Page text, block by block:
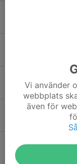
Bli
27 dec 2023
Värmdö IF
17 apr 2023
Värmdö IF-
Vi använder
webbplats
även för